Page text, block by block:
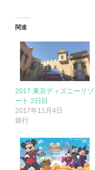
関連
2017 東京ディズニーリゾ
ート 2日目
2017年11月4日
旅行